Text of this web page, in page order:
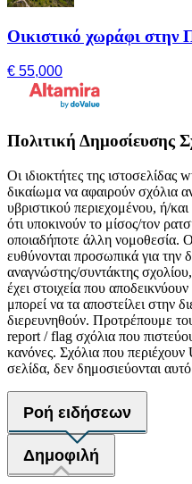
Οικιστικό χωράφι στην
€ 55,000
Πολιτική Δημοσίευσης
Οι ιδιοκτήτες της
δικαίωμα να αφαιρούν σχόλια
υβριστικού περιεχομένου, ή/
ότι υποκινούν το μίσος/τον
οποιαδήποτε άλλη νομοθεσία.
ευθύνονται προσωπικά για την
αναγνώστης/συντάκτης σχολίου,
έχει στοιχεία που
μπορεί να τα αποστείλει στην
διερευνηθούν. Προτρέπουμε
report / flag σχόλια που
κανόνες. Σχόλια που
σελίδα, δεν δημοσιεύονται
Ροή ειδήσεων
Δημοφιλή